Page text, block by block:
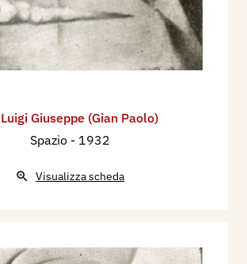
Giuseppe (Gian Paolo)
Spazio - 1932
Visualizza scheda